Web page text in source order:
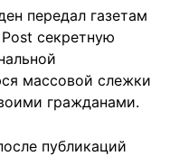
передал газетам
секретную
массовой слежки
гражданами.
публикаций